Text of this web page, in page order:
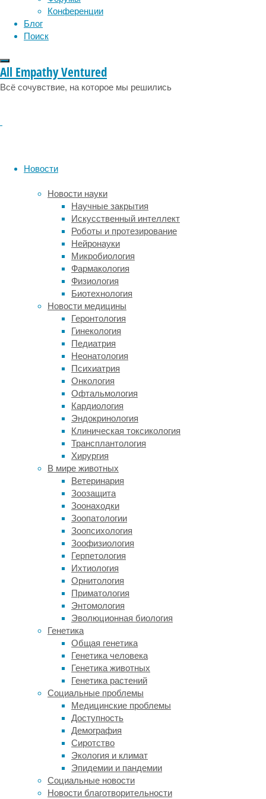
Конференции
Блог
Поиск
All Empathy Ventured
Всё сочувствие, на которое мы решились
Новости
Новости науки
Научные закрытия
Искусственный интеллект
Роботы и протезирование
Нейронауки
Микробиология
Фармакология
Физиология
Биотехнология
Новости медицины
Геронтология
Гинекология
Педиатрия
Неонатология
Психиатрия
Онкология
Офтальмология
Кардиология
Эндокринология
Клиническая токсикология
Трансплантология
Хирургия
В мире животных
Ветеринария
Зоозащита
Зоонаходки
Зоопатологии
Зоопсихология
Зоофизиология
Герпетология
Ихтиология
Орнитология
Приматология
Энтомология
Эволюционная биология
Генетика
Общая генетика
Генетика человека
Генетика животных
Генетика растений
Социальные проблемы
Медицинские проблемы
Доступность
Демография
Сиротство
Экология и климат
Эпидемии и пандемии
Социальные новости
Новости благотворительности
а
лечения
может
препаратов
обычно
лишь
несколько
недель
спустя)
трудным,
но
при
этом
очень
действенным:
симптомы
большинстве
случаев
удается
купировать.
При
этом
депрессия
может
быть
резистентной:
такой
вывод
врачи
делают,
если
болезнь
не
поддалась
двум
курсам
лечения
подряд.
этом
случае
смена
курса
лечения
на
другой
препарат
или
другой